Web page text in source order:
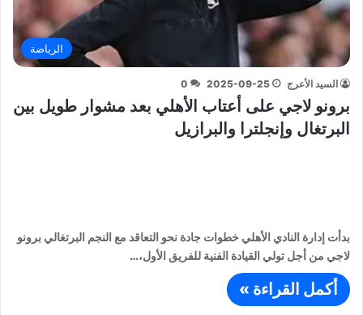
الرياضة
السيد الأعرج 2025-09-25
0
برونو لاجي على أعتاب الأهلي بعد مشوار طويل بين
البرتغال وإنجلترا والبرازيل
بدأت إدارة النادي الأهلي خطوات جادة نحو التعاقد مع النجم البرتغالي برونو
لاجي من أجل تولي القيادة الفنية للفريق الأول،…
أكمل القراءة »